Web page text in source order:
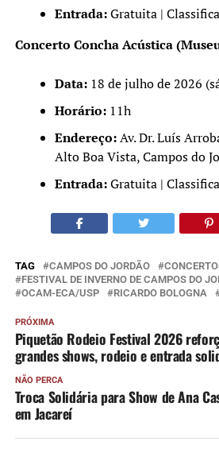
Entrada:Gratuita |
Concerto Concha Acústica
Data:18 de julho de 2026
Horário:11h
Endereço:Av. Dr. Luís
Alto Boa Vista, Campos do
Entrada:Gratuita |
TAG CAMPOS DO JORDÃO
FESTIVAL DE INVERNO DE CAMPOS DO
OCAM-ECA/USP
RICARDO BOLOGNA
PRÓXIMA
Piquetão Rodeio Festival 2026
grandes shows, rodeio e entrada
NÃO PERCA
Troca Solidária para Show de Ana
em Jacareí